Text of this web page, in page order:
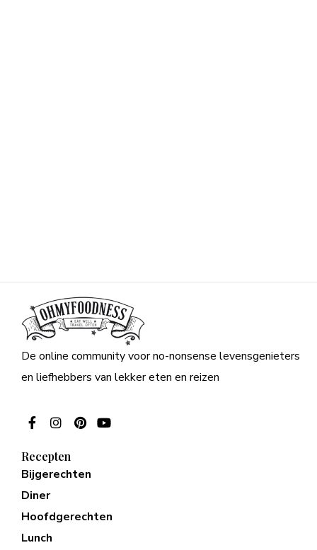
De online community voor no-nonsense levensgenieters
en liefhebbers van lekker eten en reizen
Recepten
Bijgerechten
Diner
Hoofdgerechten
Lunch